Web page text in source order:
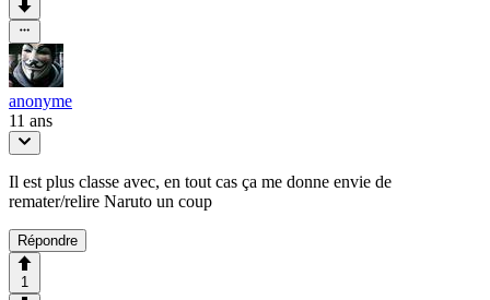
anonyme
11 ans
Il est plus classe avec, en tout cas ça me donne envie de
remater/relire Naruto un coup
Répondre
1